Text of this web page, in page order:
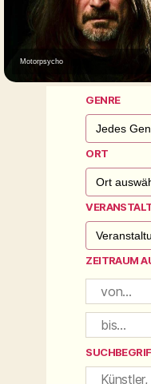
Motorpsycho
GENRE
ORT
ZEITRAUM